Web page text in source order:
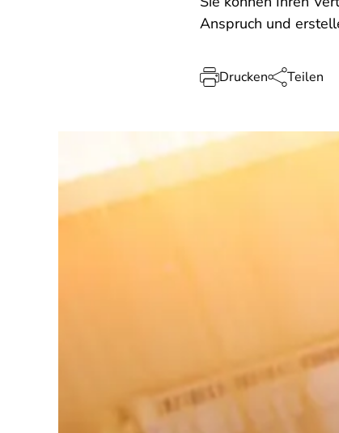
Anspruch und
Drucken Teilen